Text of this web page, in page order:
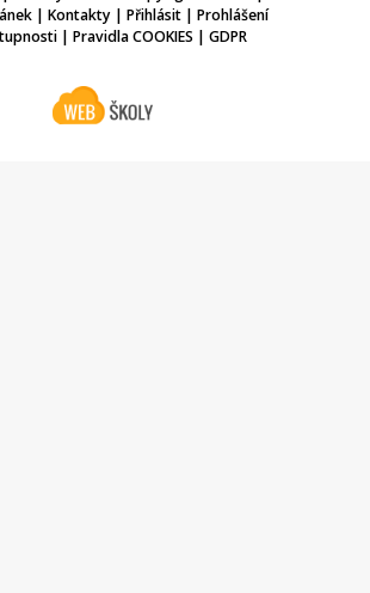
Kontakty Přihlásit
Prohlášení
| Pravidla COOKIES| GDPR